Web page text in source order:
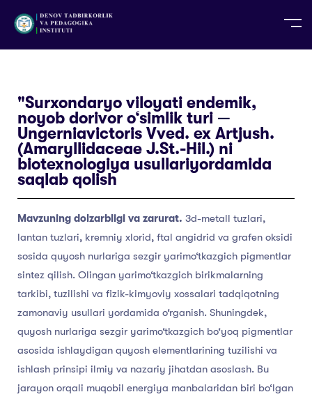
TG TR
"Surxondaryo viloyati endemik,
noyob dorivor o‘simlik turi —
Ungerniavictoris Vved. ex Artjush.
(Amaryllidaceae J.St.-Hil.) ni
biotexnologiya usullariyordamida
saqlab qolish
Mavzuning dolzarbligi va zarurat. 3d-metall tuzlari,
lantan tuzlari, kremniy xlorid, ftal angidrid va grafen oksidi
sosida quyosh nurlariga sezgir yarimo‘tkazgich pigmentlar
sintez qilish. Olingan yarimo‘tkazgich birikmalarning
tarkibi, tuzilishi va fizik-kimyoviy xossalari tadqiqotning
zamonaviy usullari yordamida o‘rganish. Shuningdek,
quyosh nurlariga sezgir yarimo‘tkazgich bo‘yoq pigmentlar
asosida ishlaydigan quyosh elementlarining tuzilishi va
ishlash prinsipi ilmiy va nazariy jihatdan asoslash. Bu
jarayon orqali muqobil energiya manbalaridan biri bo‘lgan